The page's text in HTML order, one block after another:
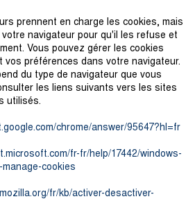
prennent en charge les cookies, mais
navigateur pour qu'il les refuse et
Vous pouvez gérer les cookies
vos préférences dans votre navigateur.
du type de navigateur que vous
les liens suivants vers les sites
utilisés.
chrome/answer/95647?hl=fr
fr-fr/help/17442/windows-
cookies
fr/kb/activer-desactiver-